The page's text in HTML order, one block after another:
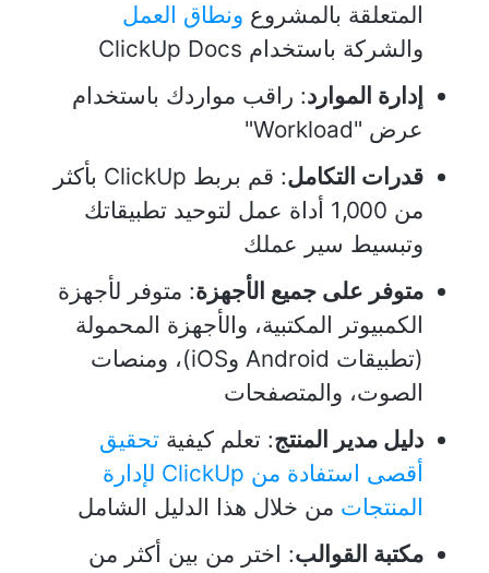
المتعلقة بالمشروع ونطاق العمل
والشركة باستخدام ClickUp Docs
إدارة الموارد: راقب مواردك باستخدام
عرض "Workload"
قدرات التكامل
: قم بربط ClickUp بأكثر
من 1,000 أداة عمل لتوحيد تطبيقاتك
وتبسيط سير عملك
متوفر على جميع الأجهزة: متوفر لأجهزة
الكمبيوتر المكتبية، والأجهزة المحمولة
(تطبيقات Android وiOS)، ومنصات
الصوت، والمتصفحات
دليل مدير المنتج: تعلم كيفية تحقيق
أقصى استفادة من ClickUp لإدارة
المنتجات من خلال هذا الدليل الشامل
مكتبة القوالب: اختر من بين أكثر من